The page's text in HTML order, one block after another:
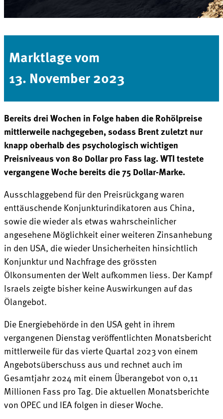
Marktlage vom
13. November 2023
Bereits drei Wochen in Folge haben die Rohölpreise
mittlerweile nachgegeben, sodass Brent zuletzt nur
knapp oberhalb des psychologisch wichtigen
Preisniveaus von 80 Dollar pro Fass lag. WTI testete
vergangene Woche bereits die 75 Dollar-Marke.
Ausschlaggebend für den Preisrückgang waren
enttäuschende Konjunkturindikatoren aus China,
sowie die wieder als etwas wahrscheinlicher
angesehene Möglichkeit einer weiteren Zinsanhebung
in den USA, die wieder Unsicherheiten hinsichtlich
Konjunktur und Nachfrage des grössten
Ölkonsumenten der Welt aufkommen liess. Der Kampf
Israels zeigte bisher keine Auswirkungen auf das
Ölangebot.
Die Energiebehörde in den USA geht in ihrem
vergangenen Dienstag veröffentlichten Monatsbericht
mittlerweile für das vierte Quartal 2023 von einem
Angebotsüberschuss aus und rechnet auch im
Gesamtjahr 2024 mit einem Überangebot von 0,11
Millionen Fass pro Tag. Die aktuellen Monatsberichte
von OPEC und IEA folgen in dieser Woche.